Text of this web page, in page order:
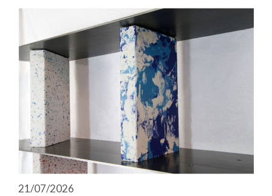
21/07/2026